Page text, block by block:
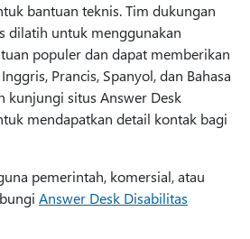
bantuan teknis. Tim dukungan
dilatih untuk menggunakan
populer dan dapat memberikan
Prancis, Spanyol, dan Bahasa
kunjungi situs Answer Desk
mendapatkan detail kontak bagi
pemerintah, komersial, atau
Answer Desk Disabilitas